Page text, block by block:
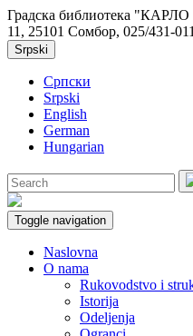
Градска библиотека
11, 25101 Сомбор, 025/431-
Srpski
Српски
Srpski
English
German
Hungarian
Toggle navigation
Naslovna
O nama
Rukovodstvo i
Istorija
Odeljenja